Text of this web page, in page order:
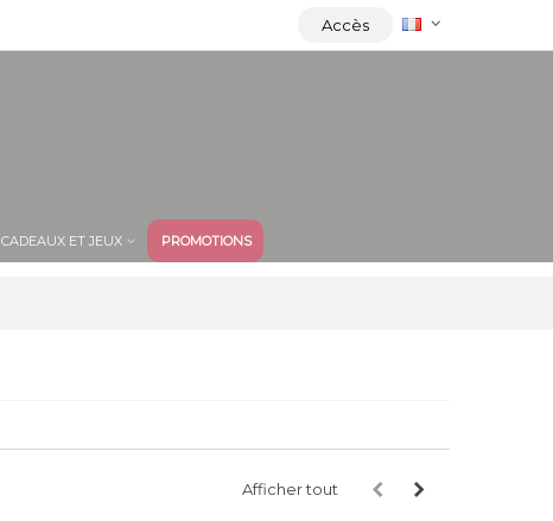
Accès
CADEAUX ET JEUX PROMOTIONS
Afficher tout